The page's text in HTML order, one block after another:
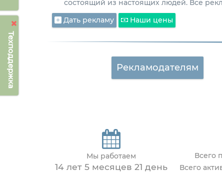
Техподдержка
состоящий из настоящих людей. Все
Дать рекламу
Наши цены
Рекламодателям
Мы работаем
14 лет 5 месяцев 21 день
Всего
Всего